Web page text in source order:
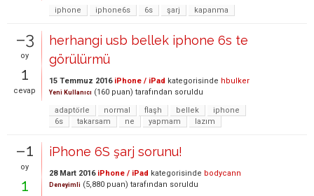
iphone
iphone6s 6s şarj kapanma
–3
oy
1
cevap
herhangi usb bellek iphone 6s te
görülürmü
15 Temmuz 2016 iPhone / iPad kategorisinde hbulker
Yeni Kullanıcı (160 puan) tarafından soruldu
adaptörle
normal flaşh bellek
iphone
6s
takarsam ne yapmam lazım
–1
oy
1
iPhone 6S şarj sorunu!
28 Mart 2016 iPhone / iPad kategorisinde bodycann
Deneyimli (5,880 puan) tarafından soruldu